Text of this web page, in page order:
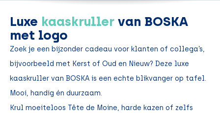
Luxe kaaskruller van BOSKA
met logo
Zoek je een bijzonder cadeau voor klanten of collega’s,
bijvoorbeeld met Kerst of Oud en Nieuw? Deze luxe
kaaskruller van BOSKA is een echte blikvanger op tafel.
Mooi, handig én duurzaam.
Krul moeiteloos Tête de Moine, harde kazen of zelfs